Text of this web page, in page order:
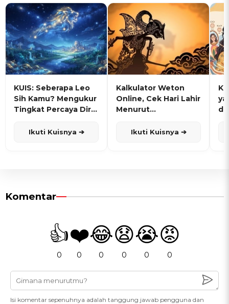
KUIS: Seberapa Leo
Sih Kamu? Mengukur
Tingkat Percaya Diri
Ikuti Kuisnya ➔
Kalkulator Weton
Online, Cek Hari Lahir
Menurut
Ikuti Kuisnya ➔
Komentar
👍
0
❤️
0
😂
0
😧
0
😭
0
😡
0
Isi komentar sepenuhnya adalah tanggung jawab pengguna dan